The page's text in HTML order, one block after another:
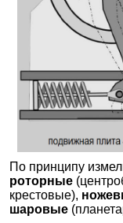
По принципу
роторные
крестовые),
шаровые